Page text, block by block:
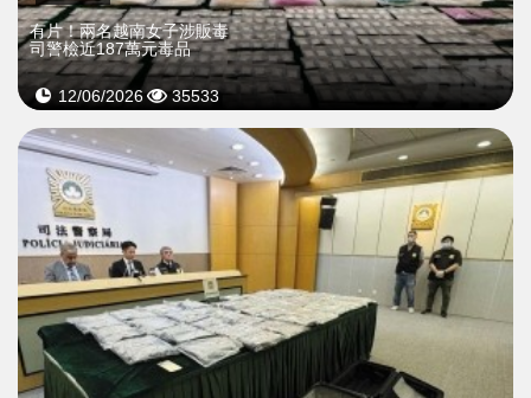
有片！兩名越南女子涉販毒
司警檢近187萬元毒品
12/06/2026 35533